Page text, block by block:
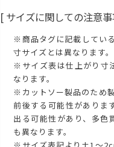
[ サイズに関しての注意
※商品タグに記載してい
寸サイズとは異なります。
※サイズ表は仕上がり寸
なります。
※カットソー製品のため
前後する可能性がありま
出る可能性があり、多色
も異なります。